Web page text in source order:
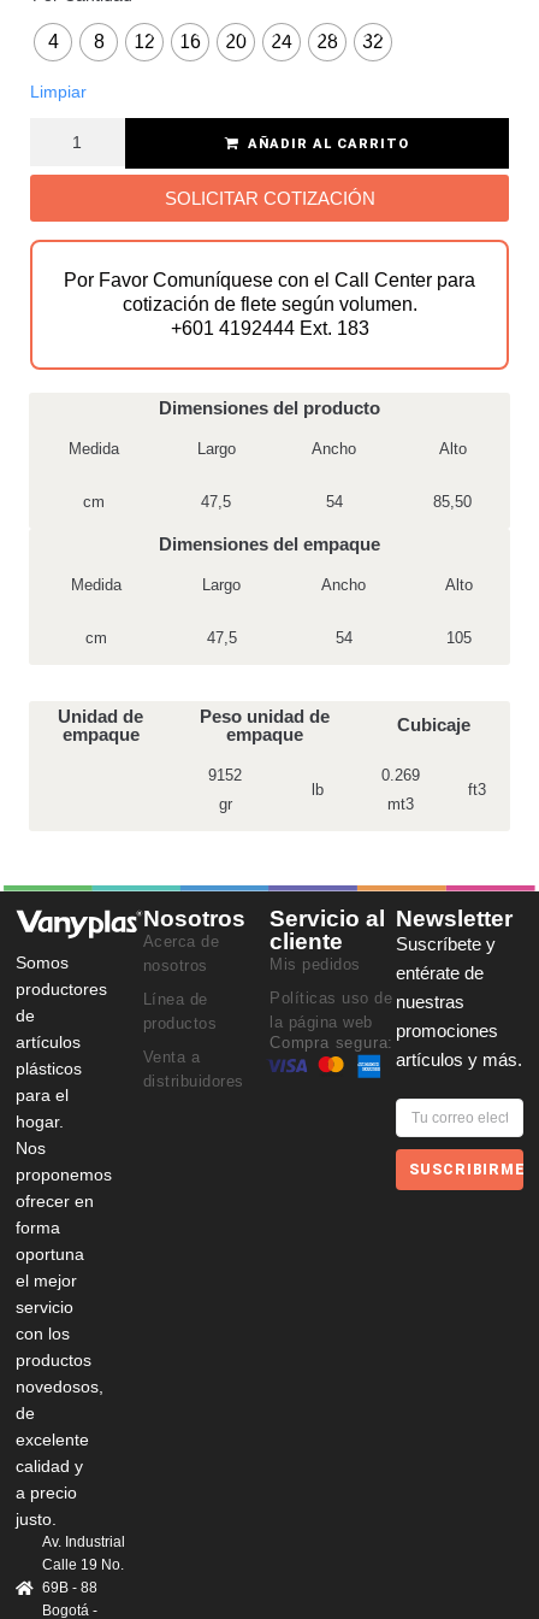
4 8 12 16 20 24 28 32
Limpiar
AÑADIR AL CARRITO
SOLICITAR COTIZACIÓN
Por Favor Comuníquese con el Call Center para
cotización de flete según volumen.
+601 4192444 Ext. 183
Dimensiones del producto
Medida Largo Ancho Alto
cm 47,5 54 85,50
Dimensiones del empaque
Medida Largo Ancho Alto
cm 47,5 54 105
Unidad de
empaque
Peso unidad de
empaque
Cubicaje
9152
gr
lb
0.269
mt3
ft3
Somos
productores
de
artículos
plásticos
para el
hogar.
Nos
proponemos
ofrecer en
forma
oportuna
el mejor
servicio
con los
productos
novedosos,
de
excelente
calidad y
a precio
justo.
Av. Industrial
Calle 19 No.
69B - 88
Bogotá -
Nosotros
Acerca de
nosotros
Línea de
productos
Venta a
distribuidores
Servicio al
cliente
Mis pedidos
Políticas uso de
la página web
Compra segura:
Newsletter
Suscríbete y
entérate de
nuestras
promociones
artículos y más.
SUSCRIBIRME